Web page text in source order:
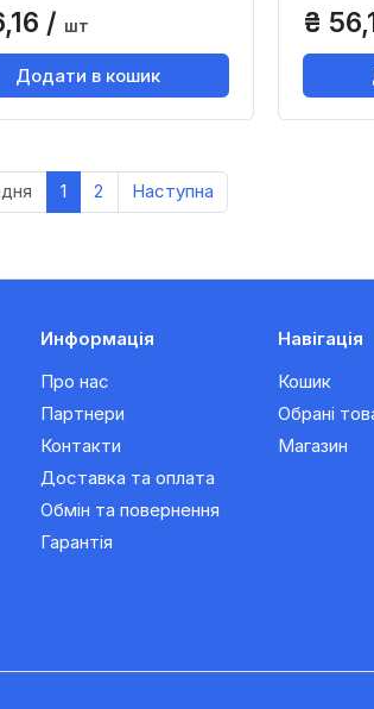
/ шт
Додати в кошик
₴
1 2 Наступна
Информація
Про нас
Партнери
Контакти
Доставка та оплата
Обмін та повернення
Гарантія
Навігація
Кошик
Обрані
Магазин